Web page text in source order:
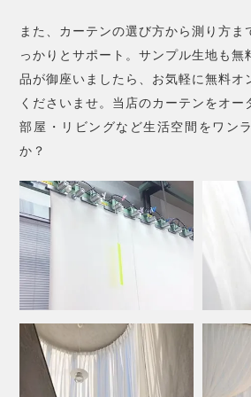
また、カーテンの選び方から測り方ま
っかりとサポート。サンプル生地も無
品が御座いましたら、お気軽に無料オ
くださいませ。当店のカーテンをオー
部屋・リビングなど生活空間をワン
か？